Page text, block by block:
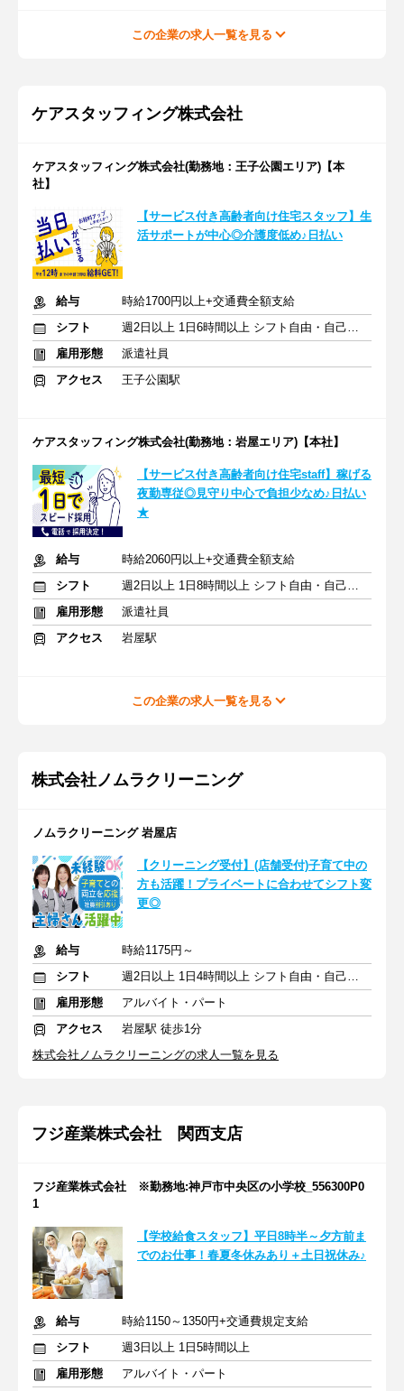
この企業の求人一覧を見る
ケアスタッフィング株式会社
ケアスタッフィング株式会社(勤務地：王子公園エリア)【本
社】
【サービス付き高齢者向け住宅スタッフ】生
活サポートが中心◎介護度低め♪日払い
給与
時給1700円以上+交通費全額支給
シフト
週2日以上 1日6時間以上 シフト自由・自己申告
雇用形態
派遣社員
アクセス
王子公園駅
ケアスタッフィング株式会社(勤務地：岩屋エリア)【本社】
【サービス付き高齢者向け住宅staff】稼げる
夜勤専従◎見守り中心で負担少なめ♪日払い
★
給与
時給2060円以上+交通費全額支給
シフト
週2日以上 1日8時間以上 シフト自由・自己申告
雇用形態
派遣社員
アクセス
岩屋駅
この企業の求人一覧を見る
株式会社ノムラクリーニング
ノムラクリーニング 岩屋店
【クリーニング受付】(店舗受付)子育て中の
方も活躍！プライベートに合わせてシフト変
更◎
給与
時給1175円～
シフト
週2日以上 1日4時間以上 シフト自由・自己申告
雇用形態
アルバイト・パート
アクセス
岩屋駅 徒歩1分
株式会社ノムラクリーニングの求人一覧を見る
フジ産業株式会社 関西支店
フジ産業株式会社 ※勤務地:神戸市中央区の小学校_556300P0
1
【学校給食スタッフ】平日8時半～夕方前ま
でのお仕事！春夏冬休みあり＋土日祝休み♪
給与
時給1150～1350円+交通費規定支給
シフト
週3日以上 1日5時間以上
雇用形態
アルバイト・パート